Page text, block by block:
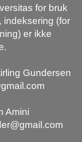
for bruk
indeksering (for
er ikke
Gundersen
Amini